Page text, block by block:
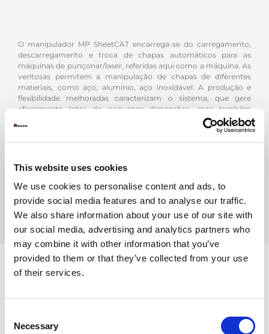
This website uses cookies
We use cookies to personalise content and ads, to
provide social media features and to analyse our traffic.
We also share information about your use of our site with
our social media, advertising and analytics partners who
may combine it with other information that you’ve
provided to them or that they’ve collected from your use
of their services.
Selection
Necessary
O manipulador MP SheetCAT encarrega-se do carregamento,
descarregamento e troca de chapas automáticos para as
máquinas de punçonar/laser, referidas aqui como a máquina. As
ventosas permitem a manipulação de chapas de diferentes
materiais, como aço, alumínio, aço inoxidável. A produção e
flexibilidade melhoradas caracterizam o sistema, que gere
eficazmente lotes de pequenas dimensões, mas também
processa pedidos urgentes e lotes de tamanho médio. O seu
design compacto permite ao manipulador caber nos espaços
mais reduzidos.
DESCARREGAR BROCHURA